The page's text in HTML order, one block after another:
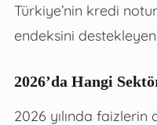
Türkiye’nin kredi
endeksini
2026’da Hangi
2026 yılında